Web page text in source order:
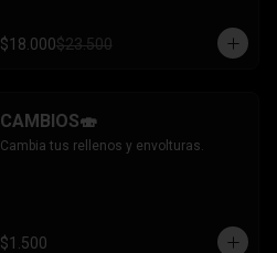
wantan.
-kanikama, palta envuelto en sesamo.
gratinado.
+ 2 arrollado primavera.
$18.000$23.500
CAMBIOS🍣
Cambia tus rellenos y envolturas.
$1.500